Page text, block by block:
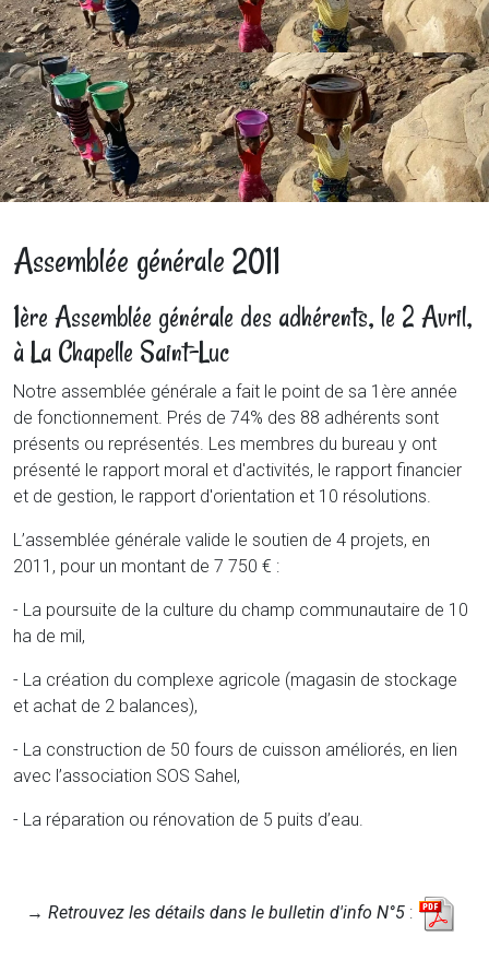
Assemblée générale 2011
1ère Assemblée générale des adhérents, le 2 Avril,
à La Chapelle Saint-Luc
Notre assemblée générale a fait le point de sa 1ère année
de fonctionnement. Prés de 74% des 88 adhérents sont
présents ou représentés. Les membres du bureau y ont
présenté le rapport moral et d'activités, le rapport financier
et de gestion, le rapport d'orientation et 10 résolutions.
L’assemblée générale valide le soutien de 4 projets, en
2011, pour un montant de 7 750 € :
- La poursuite de la culture du champ communautaire de 10
ha de mil,
- La création du complexe agricole (magasin de stockage
et achat de 2 balances),
- La construction de 50 fours de cuisson améliorés, en lien
avec l’association SOS Sahel,
- La réparation ou rénovation de 5 puits d’eau.
→ Retrouvez les détails dans le bulletin d'info N°5 :